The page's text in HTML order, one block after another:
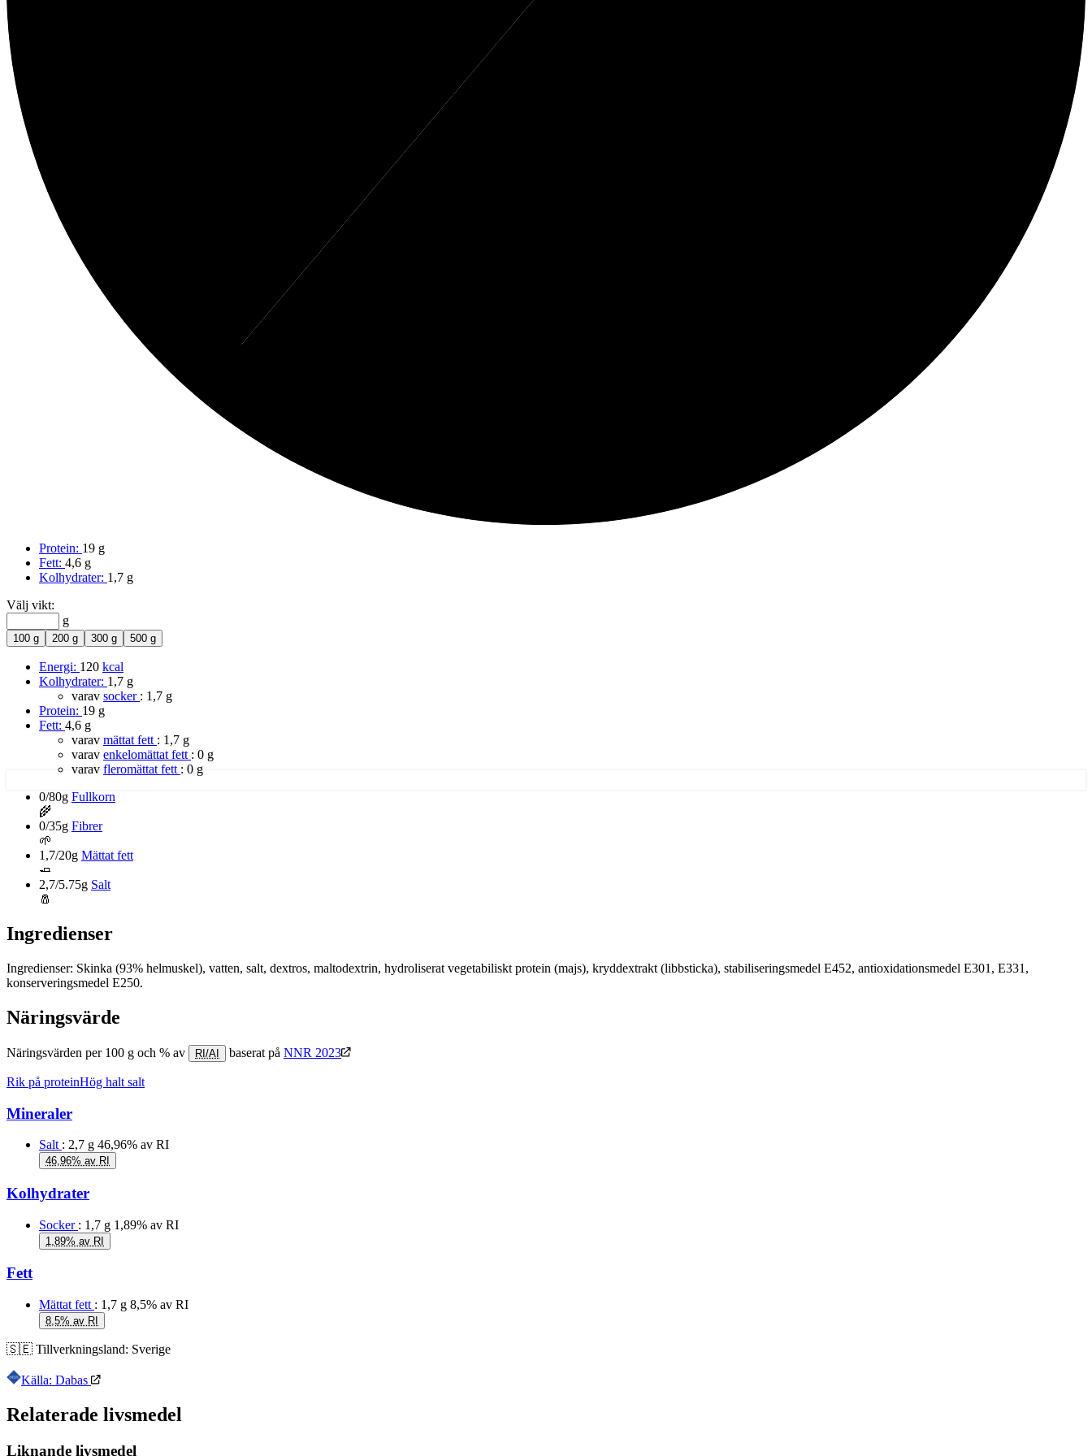
Protein: 19 g
Fett: 4,6 g
Kolhydrater: 1,7 g
Välj vikt:
g
100 g 200 g 300 g 500 g
Energi: 120 kcal
Kolhydrater: 1,7 g
varav socker : 1,7 g
Protein: 19 g
Fett: 4,6 g
varav mättat fett : 1,7 g
varav enkelomättat fett : 0 g
varav fleromättat fett : 0 g
0/80g Fullkorn
🌾
0/35g Fibrer
🌱
1,7/20g Mättat fett
🧈
2,7/5.75g Salt
🧂
Ingredienser
Ingredienser: Skinka (93% helmuskel), vatten, salt, dextros, maltodextrin, hydroliserat vegetabiliskt protein (majs), kryddextrakt (libbsticka), stabiliseringsmedel E452, antioxidationsmedel E301, E331,
konserveringsmedel E250.
Näringsvärde
Näringsvärden per 100 g och % av RI/AI baserat på NNR 2023
Rik på proteinHög halt salt
Mineraler
Salt : 2,7 g 46,96% av RI
46,96% av RI
Kolhydrater
Socker : 1,7 g 1,89% av RI
1,89% av RI
Fett
Mättat fett : 1,7 g 8,5% av RI
8,5% av RI
🇸🇪 Tillverkningsland: Sverige
Källa: Dabas
Relaterade livsmedel
Liknande livsmedel